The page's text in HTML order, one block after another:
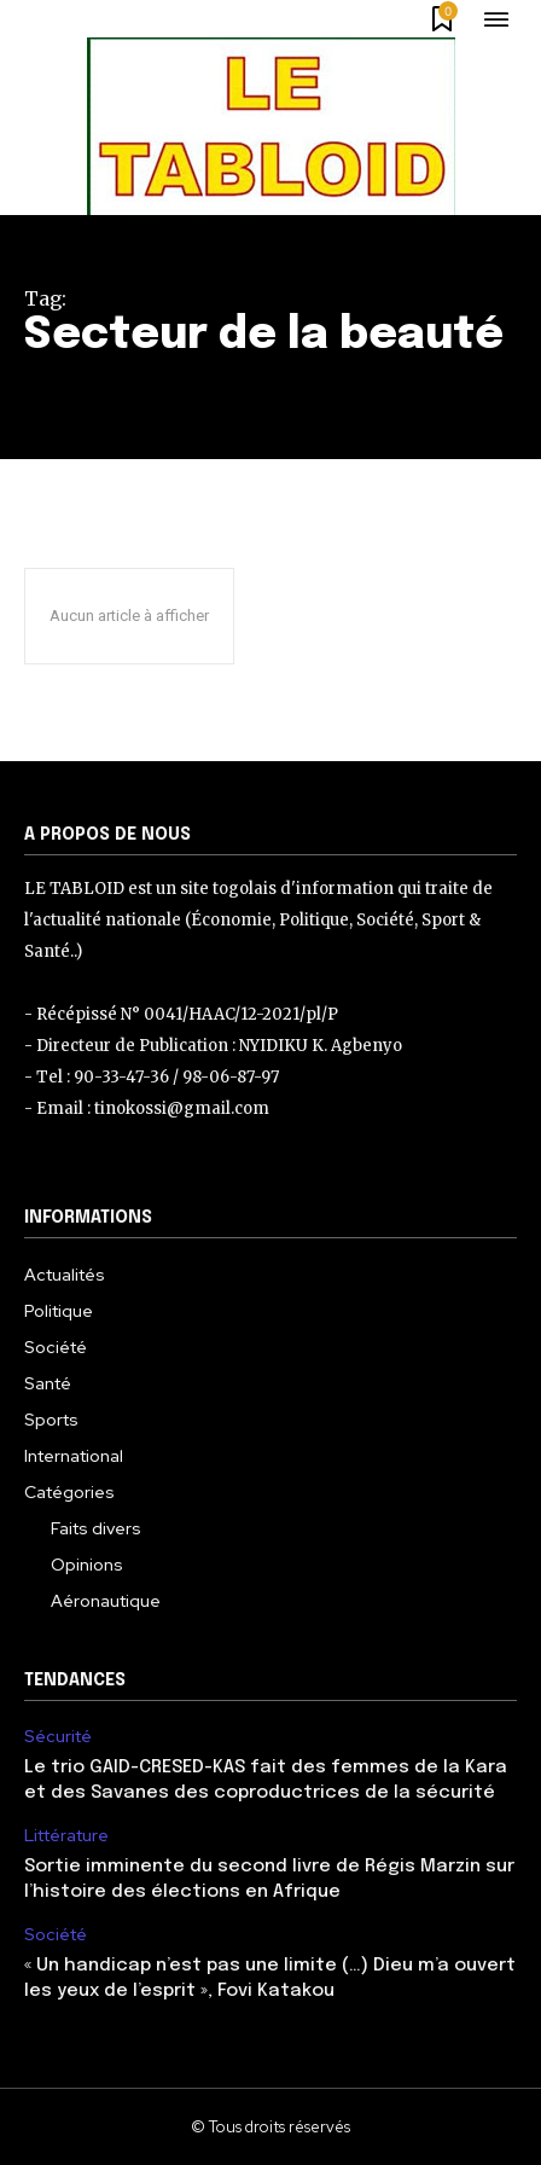
0
Tag:
Secteur de la beauté
Aucun article à afficher
A PROPOS DE NOUS
LE TABLOID est un site togolais d'information qui traite de
l'actualité nationale (Économie, Politique, Société, Sport &
Santé..)
- Récépissé N° 0041/HAAC/12-2021/pl/P
- Directeur de Publication : NYIDIKU K. Agbenyo
- Tel : 90-33-47-36 / 98-06-87-97
- Email : tinokossi@gmail.com
INFORMATIONS
Actualités
Politique
Société
Santé
Sports
International
Catégories
Faits divers
Opinions
Aéronautique
TENDANCES
Sécurité
Le trio GAID-CRESED-KAS fait des femmes de la Kara
et des Savanes des coproductrices de la sécurité
Littérature
Sortie imminente du second livre de Régis Marzin sur
l’histoire des élections en Afrique
Société
« Un handicap n’est pas une limite (…) Dieu m’a ouvert
les yeux de l’esprit », Fovi Katakou
© Tous droits réservés